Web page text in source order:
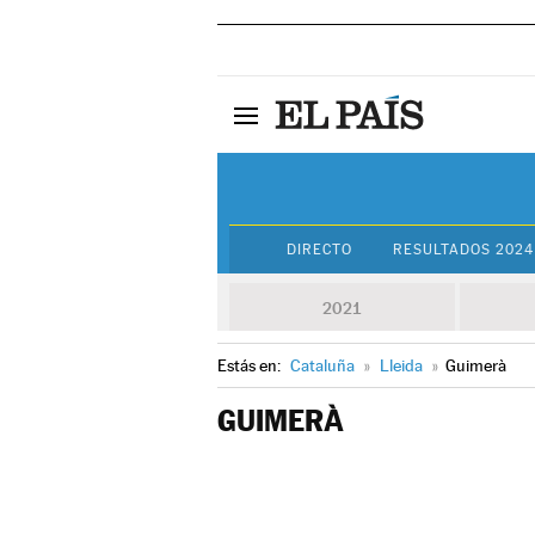
DIRECTO RESULTADOS 2024
2021
Estás en: Cataluña » Lleida » Guimerà
GUIMERÀ